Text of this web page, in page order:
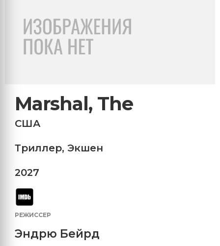
Marshal, The
США
Триллер, Экшен
2027
РЕЖИССЕР
Эндрю Бейрд